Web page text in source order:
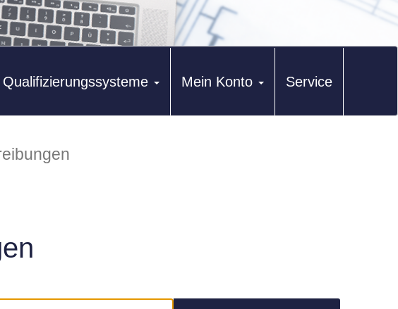
Qualifizierungssysteme Mein Konto Service